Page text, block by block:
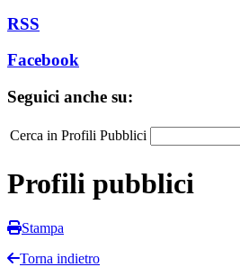
RSS
Facebook
Seguici anche su:
Cerca in Profili Pubblici
Profili pubblici
Stampa
Torna indietro